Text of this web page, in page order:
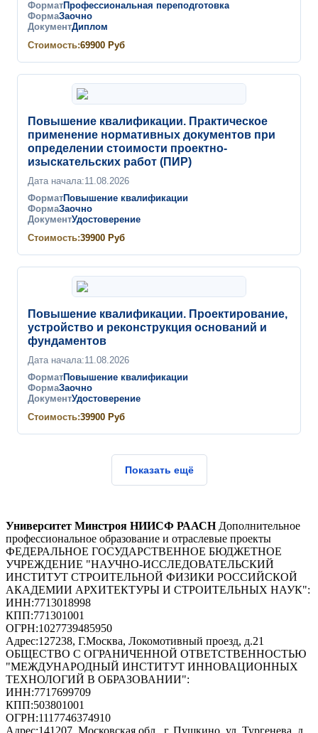
ФорматПрофессиональная переподготовка
ФормаЗаочно
ДокументДиплом
Стоимость:69900 Руб
Повышение квалификации. Практическое
применение нормативных документов при
определении стоимости проектно-
изыскательских работ (ПИР)
Дата начала:11.08.2026
ФорматПовышение квалификации
ФормаЗаочно
ДокументУдостоверение
Стоимость:39900 Руб
Повышение квалификации. Проектирование,
устройство и реконструкция оснований и
фундаментов
Дата начала:11.08.2026
ФорматПовышение квалификации
ФормаЗаочно
ДокументУдостоверение
Стоимость:39900 Руб
Показать ещё
Университет Минстроя НИИСФ РААСН Дополнительное
профессиональное образование и отраслевые проекты
ФЕДЕРАЛЬНОЕ ГОСУДАРСТВЕННОЕ БЮДЖЕТНОЕ
УЧРЕЖДЕНИЕ "НАУЧНО-ИССЛЕДОВАТЕЛЬСКИЙ
ИНСТИТУТ СТРОИТЕЛЬНОЙ ФИЗИКИ РОССИЙСКОЙ
АКАДЕМИИ АРХИТЕКТУРЫ И СТРОИТЕЛЬНЫХ НАУК":
ИНН:7713018998
КПП:771301001
ОГРН:1027739485950
Адрес:127238, Г.Москва, Локомотивный проезд, д.21
ОБЩЕСТВО С ОГРАНИЧЕННОЙ ОТВЕТСТВЕННОСТЬЮ
"МЕЖДУНАРОДНЫЙ ИНСТИТУТ ИННОВАЦИОННЫХ
ТЕХНОЛОГИЙ В ОБРАЗОВАНИИ":
ИНН:7717699709
КПП:503801001
ОГРН:1117746374910
Адрес:141207, Московская обл., г. Пушкино, ул. Тургенева, д.